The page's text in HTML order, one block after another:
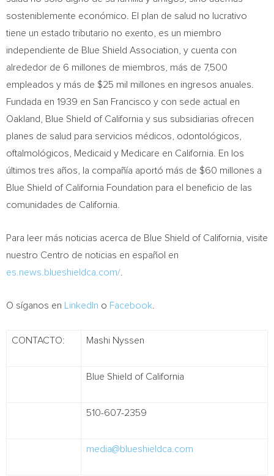
sosteniblemente económico. El plan de salud no lucrativo
tiene un estado tributario no exento, es un miembro
independiente de Blue Shield Association, y cuenta con
alrededor de 6 millones de miembros, más de 7,500
empleados y más de $25 mil millones en ingresos anuales.
Fundada en 1939 en San Francisco y con sede actual en
Oakland
, Blue Shield of California y sus subsidiarias ofrecen
planes de salud para servicios médicos, odontológicos,
oftalmológicos, Medicaid y Medicare en California . En los
últimos tres años, la compañía aportó más de $60 millones a
Blue Shield of California Foundation para el beneficio de las
comunidades de California
Para leer más noticias acerca de Blue Shield of California , visite
nuestro Centro de noticias en español en
es.news.blueshieldca.com/
O síganos en LinkedIn o Facebook
CONTACTO: Mashi Nyssen
Blue Shield of California
510-607-2359
media@blueshieldca.com